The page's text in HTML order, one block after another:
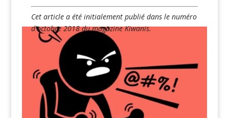
Cet article a été initialement publié dans le numéro
d'octobre 2018 du magazine Kiwanis.